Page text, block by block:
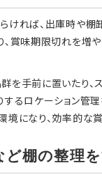
ければ、出庫時や棚
、賞味期限切れを増
を手前に置いたり、
るロケーション管理
境になり、効率的な
ど棚の整理